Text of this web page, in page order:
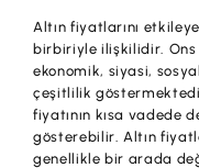
Altın fiyatlarını
birbiriyle ilişkilidir. Ons
ekonomik, siyasi,
çeşitlilik
fiyatının kısa vadede
gösterebilir. Altın
genellikle bir arada